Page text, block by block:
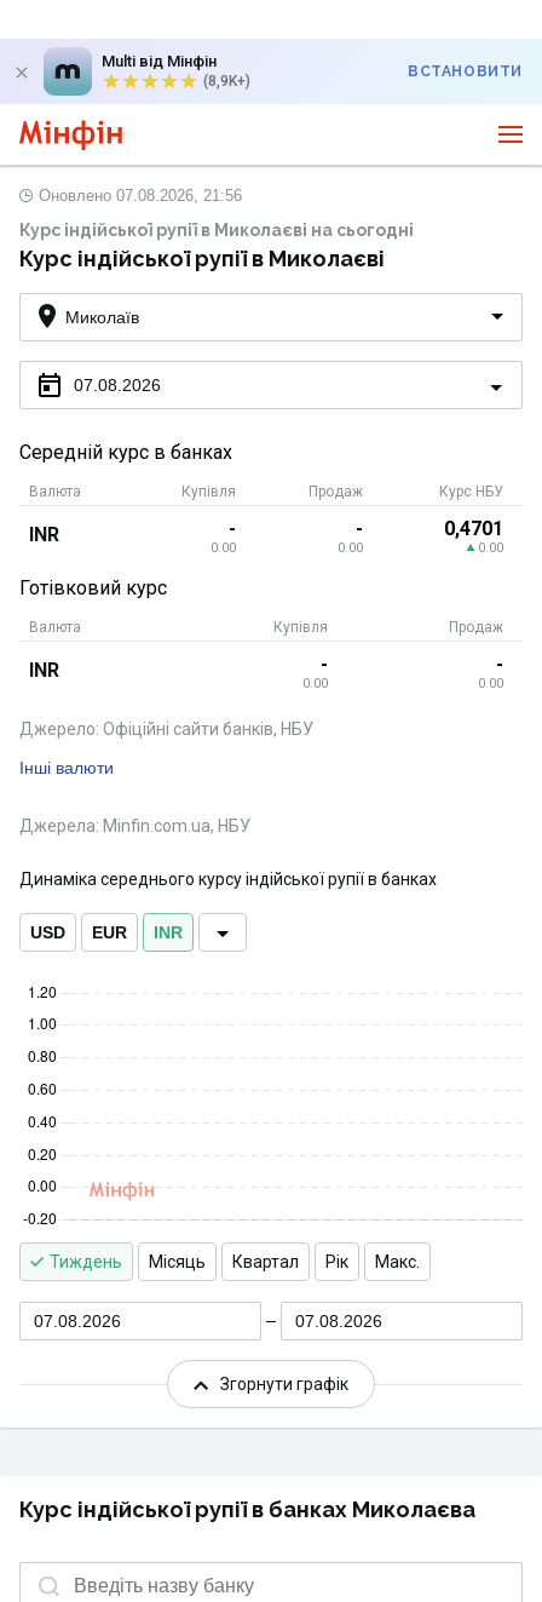
Multi від Мінфін
(8,9K+)
ВСТАНОВИТИ
Оновлено 07.08.2026, 21:56
Курс індійської рупії в Миколаєві на сьогодні
Курс індійської рупії в Миколаєві
Миколаїв
07.08.2026
Середній курс в банках
Валюта Купівля Продаж Курс НБУ
INR -
0.00
-
0.00
0,4701
0.00
Готівковий курс
Валюта Купівля Продаж
INR -
0.00
-
0.00
Інші валюти
Джерело: Офіційні сайти банків, НБУ
Джерела: Minfin.com.ua, НБУ
Динаміка середнього курсу індійської рупії в банках
USD EUR INR
Тиждень Місяць Квартал Рік Макс.
07.08.2026 07.08.2026
Згорнути графік
Курс індійської рупії в банках Миколаєва